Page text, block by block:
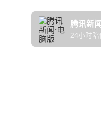
腾讯新
24小时陪